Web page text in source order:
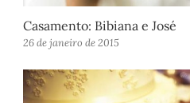
Casamento: Bibiana e José
26 de janeiro de 2015